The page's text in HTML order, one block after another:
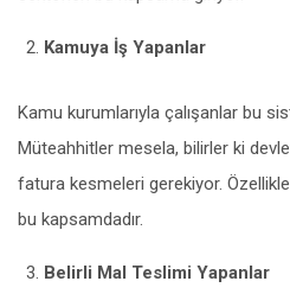
Kamuya İş Yapanlar
Kamu kurumlarıyla çalışanlar bu
Müteahhitler mesela, bilirler ki
fatura kesmeleri gerekiyor.
bu kapsamdadır.
Belirli Mal Teslimi Yapanlar